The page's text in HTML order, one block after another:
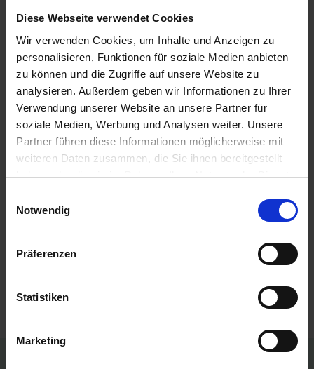
Diese Webseite verwendet Cookies
Wir verwenden Cookies, um Inhalte und Anzeigen zu
personalisieren, Funktionen für soziale Medien anbieten
zu können und die Zugriffe auf unsere Website zu
analysieren. Außerdem geben wir Informationen zu Ihrer
Verwendung unserer Website an unsere Partner für
soziale Medien, Werbung und Analysen weiter. Unsere
Partner führen diese Informationen möglicherweise mit
weiteren Daten zusammen, die Sie ihnen bereitgestellt
haben oder die sie im Rahmen Ihrer Nutzung der Dienste
Notwendig
Präferenzen
Statistiken
Marketing
Auf Lager
Lieferung voraussichtlich ab Mittwoch, 12.
August 2026
60,17 € / St
60,17 €pro 1 Stück
zzgl. 19% MwSt.
Artikel pro Seite
Sie haben keine Artikel zum Vergleichen.